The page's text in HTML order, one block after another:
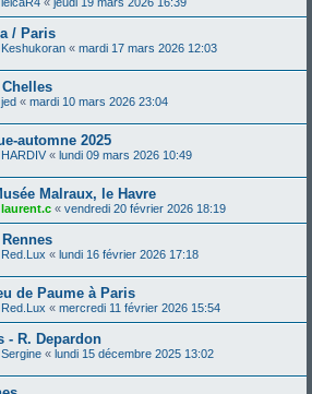
/ Paris
Keshukoran « mardi 17 mars 2026 12:03
jed « mardi 10 mars 2026 23:04
automne 2025
HARDIV « lundi 09 mars 2026 10:49
Malraux, le Havre
laurent.c « vendredi 20 février 2026 18:19
Red.Lux « lundi 16 février 2026 17:18
de Paume à Paris
Red.Lux « mercredi 11 février 2026 15:54
- R. Depardon
Sergine « lundi 15 décembre 2025 13:02